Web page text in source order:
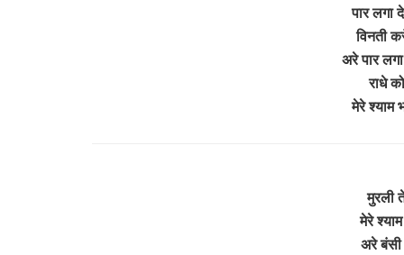
पार लगा
विनती
अरे पार
राधे
मेरे श्याम
मुरली
मेरे
अरे बंसी